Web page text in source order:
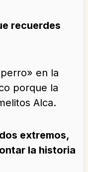
recuerdes
en la
porque la
Alca.
extremos,
la historia